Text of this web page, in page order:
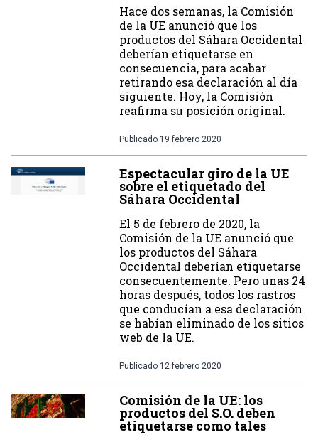
Hace dos semanas, la Comisión
de la UE anunció que los
productos del Sáhara Occidental
deberían etiquetarse en
consecuencia, para acabar
retirando esa declaración al día
siguiente. Hoy, la Comisión
reafirma su posición original.
Publicado 19 febrero 2020
Espectacular giro de la UE
sobre el etiquetado del
Sáhara Occidental
El 5 de febrero de 2020, la
Comisión de la UE anunció que
los productos del Sáhara
Occidental deberían etiquetarse
consecuentemente. Pero unas 24
horas después, todos los rastros
que conducían a esa declaración
se habían eliminado de los sitios
web de la UE.
Publicado 12 febrero 2020
Comisión de la UE: los
productos del S.O. deben
etiquetarse como tales